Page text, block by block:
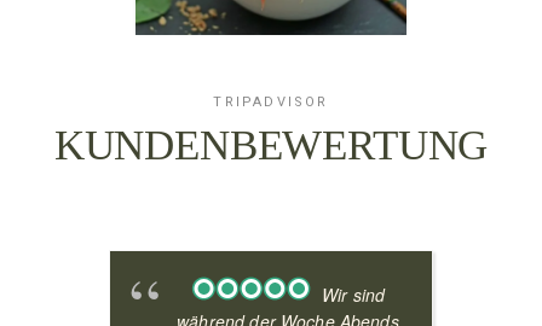
TRIPADVISOR
KUNDENBEWERTUNG
Wir sind
während der Woche Abends